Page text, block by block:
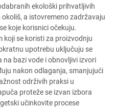
ekološki prihvatljivih
a istovremeno zadržavaju
koje korisnici očekuju.
se koristi za proizvodnju
upotrebu uključuju se
na bazi vode i obnovljivi izvori
nakon odlaganja, smanjujući
održivih praksi u
proteže se izvan izbora
učinkovite procese